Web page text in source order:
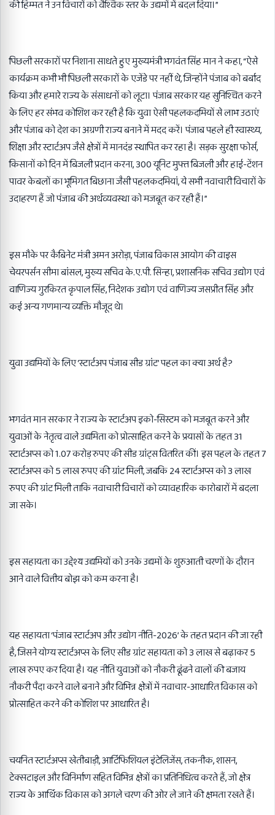
की हिम्मत ने उन विचारों को वैश्विक स्तर के उद्यमों में बदल दिया।”
पिछली सरकारों पर निशाना साधते हुए मुख्यमंत्री भगवंत सिंह मान ने कहा, “ऐसे
कार्यक्रम कभी भी पिछली सरकारों के एजेंडे पर नहीं थे, जिन्होंने पंजाब को बर्बाद
किया और हमारे राज्य के संसाधनों को लूटा। पंजाब सरकार यह सुनिश्चित करने
के लिए हर संभव कोशिश कर रही है कि युवा ऐसी पहलकदमियों से लाभ उठाएं
और पंजाब को देश का अग्रणी राज्य बनाने में मदद करें। पंजाब पहले ही स्वास्थ्य,
शिक्षा और स्टार्टअप जैसे क्षेत्रों में मानदंड स्थापित कर रहा है। सड़क सुरक्षा फोर्स,
किसानों को दिन में बिजली प्रदान करना, 300 यूनिट मुफ्त बिजली और हाई-टेंशन
पावर केबलों का भूमिगत बिछाना जैसी पहलकदमियां, ये सभी नवाचारी विचारों के
उदाहरण हैं जो पंजाब की अर्थव्यवस्था को मजबूत कर रही हैं।”
इस मौके पर कैबिनेट मंत्री अमन अरोड़ा, पंजाब विकास आयोग की वाइस
चेयरपर्सन सीमा बांसल, मुख्य सचिव के.ए.पी. सिन्हा, प्रशासनिक सचिव उद्योग एवं
वाणिज्य गुरकिरत कृपाल सिंह, निदेशक उद्योग एवं वाणिज्य जसप्रीत सिंह और
कई अन्य गणमान्य व्यक्ति मौजूद थे।
युवा उद्यमियों के लिए ‘स्टार्टअप पंजाब सीड ग्रांट’ पहल का क्या अर्थ है?
भगवंत मान सरकार ने राज्य के स्टार्टअप इको-सिस्टम को मजबूत करने और
युवाओं के नेतृत्व वाले उद्यमिता को प्रोत्साहित करने के प्रयासों के तहत 31
स्टार्टअप्स को 1.07 करोड़ रुपए की सीड ग्रांट्स वितरित कीं। इस पहल के तहत 7
स्टार्टअप्स को 5 लाख रुपए की ग्रांट मिली, जबकि 24 स्टार्टअप्स को 3 लाख
रुपए की ग्रांट मिली ताकि नवाचारी विचारों को व्यावहारिक कारोबारों में बदला
जा सके।
इस सहायता का उद्देश्य उद्यमियों को उनके उद्यमों के शुरुआती चरणों के दौरान
आने वाले वित्तीय बोझ को कम करना है।
यह सहायता ‘पंजाब स्टार्टअप और उद्योग नीति-2026’ के तहत प्रदान की जा रही
है, जिसने योग्य स्टार्टअप्स के लिए सीड ग्रांट सहायता को 3 लाख से बढ़ाकर 5
लाख रुपए कर दिया है। यह नीति युवाओं को नौकरी ढूंढने वालों की बजाय
नौकरी पैदा करने वाले बनाने और विभिन्न क्षेत्रों में नवाचार-आधारित विकास को
प्रोत्साहित करने की कोशिश पर आधारित है।
चयनित स्टार्टअप्स खेतीबाड़ी, आर्टिफिशियल इंटेलिजेंस, तकनीक, शासन,
टेक्सटाइल और विनिर्माण सहित विभिन्न क्षेत्रों का प्रतिनिधित्व करते हैं, जो क्षेत्र
राज्य के आर्थिक विकास को अगले चरण की ओर ले जाने की क्षमता रखते हैं।